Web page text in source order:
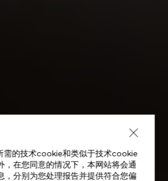
需的技术cookie和类似于技术cookie
，在您同意的情况下，本网站将会通
，分别为您处理报告并提供符合您偏